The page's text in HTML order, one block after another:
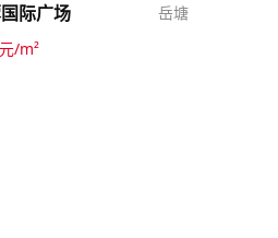
际广场 岳塘
元/m²